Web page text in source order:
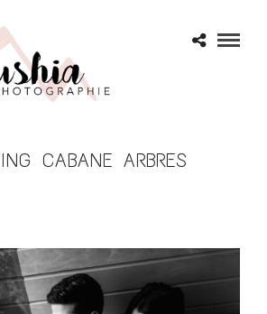
CABANE ARBRES